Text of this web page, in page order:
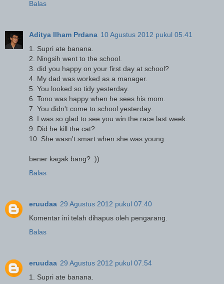
Balas
Aditya Ilham Prdana 10 Agustus 2012 pukul 05.41
1. Supri ate banana.
2. Ningsih went to the school.
3. did you happy on your first day at school?
4. My dad was worked as a manager.
5. You looked so tidy yesterday.
6. Tono was happy when he sees his mom.
7. You didn't come to school yesterday.
8. I was so glad to see you win the race last week.
9. Did he kill the cat?
10. She wasn't smart when she was young.
bener kagak bang? :))
Balas
eruudaa 29 Agustus 2012 pukul 07.40
Komentar ini telah dihapus oleh pengarang.
Balas
eruudaa 29 Agustus 2012 pukul 07.54
1. Supri ate banana.